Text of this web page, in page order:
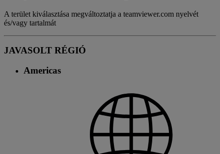
A terület kiválasztása megváltoztatja a teamviewer.com nyelvét
és/vagy tartalmát
JAVASOLT RÉGIÓ
Americas